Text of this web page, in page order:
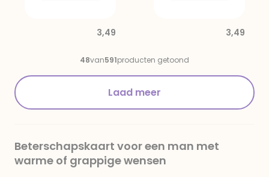
3,49 3,49
48van591producten getoond
Laad meer
Beterschapskaart voor een man met
warme of grappige wensen